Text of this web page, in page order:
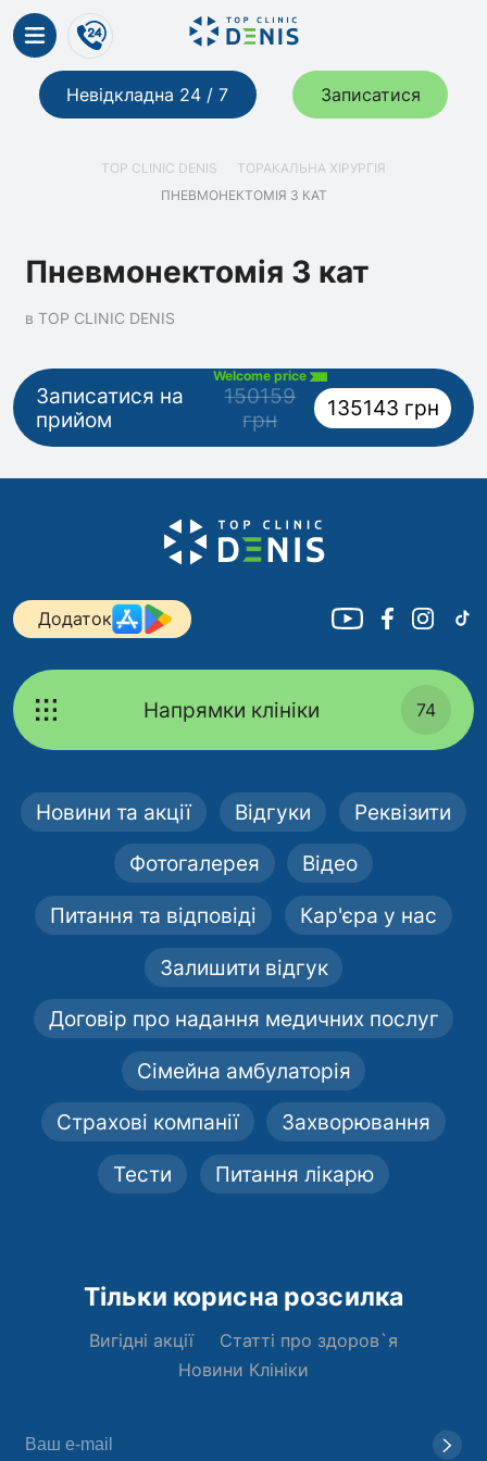
Невідкладна 24 / 7 Записатися
TOP CLINIC DENIS
ТОРАКАЛЬНА ХІРУРГІЯ
ПНЕВМОНЕКТОМІЯ 3 КАТ
Пневмонектомія 3 кат
в TOP CLINIC DENIS
Записатися на
прийом
Welcome price
150159
грн
135143 грн
Додаток
Напрямки клініки 74
Новини та акції Відгуки Реквізити
Фотогалерея Відео
Питання та відповіді Кар'єра у нас
Залишити відгук
Договір про надання медичних послуг
Сімейна амбулаторія
Страхові компанії Захворювання
Тести Питання лікарю
Тільки корисна розсилка
Вигідні акції
Статті про здоров`я
Новини Клініки